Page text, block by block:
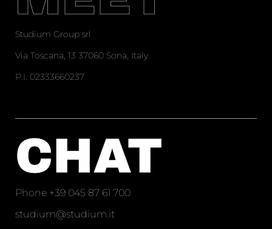
Studium Group srl
Via Toscana, 13 37060 Sona, Italy
P.I. 02333660237
CHAT
Phone +39 045 87 61 700
studium@studium.it